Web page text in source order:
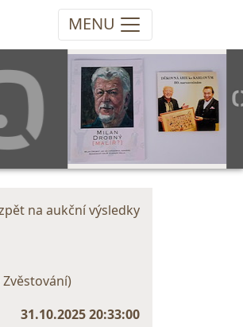
MENU
na aukční výsledky
Zvěstování)
31.10.2025 20:33:00